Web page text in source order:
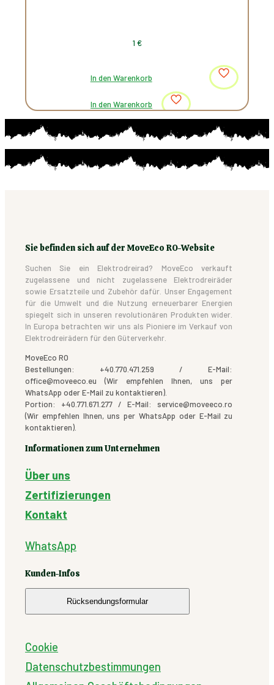
1 €
In den Warenkorb
In den Warenkorb
Sie befinden sich auf der MoveEco RO-Website
Suchen Sie ein Elektrodreirad? MoveEco verkauft
zugelassene und nicht zugelassene Elektrodreiräder
sowie Ersatzteile und Zubehör dafür. Unser Engagement
für die Umwelt und die Nutzung erneuerbarer Energien
spiegelt sich in unseren revolutionären Produkten wider.
In Europa betrachten wir uns als Pioniere im Verkauf von
Elektrodreirädern für den Güterverkehr.
MoveEco RO
Bestellungen: +40.770.471.259 / E-Mail:
office@moveeco.eu (Wir empfehlen Ihnen, uns per
WhatsApp oder E-Mail zu kontaktieren).
Portion: +40.771.671.277 / E-Mail: service@moveeco.ro
(Wir empfehlen Ihnen, uns per WhatsApp oder E-Mail zu
kontaktieren).
Informationen zum Unternehmen
Über uns
Zertifizierungen
Kontakt
WhatsApp
Kunden-Infos
Rücksendungsformular
Cookie
Datenschutzbestimmungen